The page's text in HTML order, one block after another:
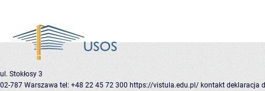
ul. Stokłosy 3
02-787 Warszawa tel: +48 22 45 72 300 https://vistula.edu.pl/ kontakt deklaracja